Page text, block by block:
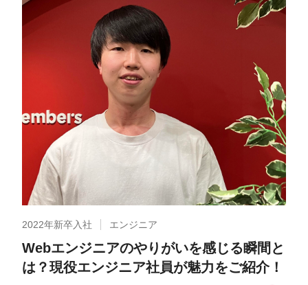
2022年新卒入社 エンジニア
Webエンジニアのやりがいを感じる瞬間と
は？現役エンジニア社員が魅力をご紹介！